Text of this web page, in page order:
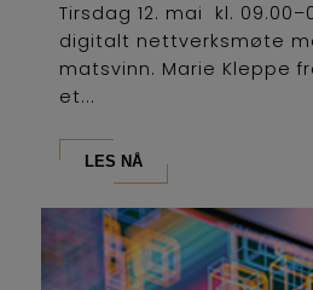
Tirsdag 12. mai kl.
digitalt nettverksmøte
matsvinn. Marie Kleppe
et...
LES NÅ